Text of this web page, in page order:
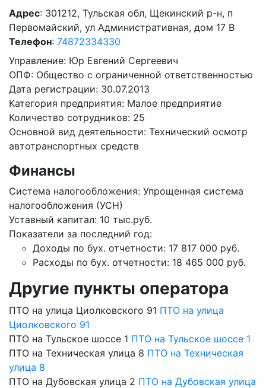
Адрес: 301212, Тульская обл, Щекинский р-н, п
Первомайский, ул Административная, дом 17 В
Телефон: 74872334330
Управление: Юр Евгений Сергеевич
ОПФ: Общество с ограниченной ответственностью
Дата регистрации: 30.07.2013
Категория предприятия: Малое предприятие
Количество сотрудников: 25
Основной вид деятельности: Технический осмотр
автотранспортных средств
Финансы
Система налогообложения: Упрощенная система
налогообложения (УСН)
Уставный капитал: 10 тыс.руб.
Показатели за последний год:
Доходы по бух. отчетности: 17 817 000 руб.
Расходы по бух. отчетности: 18 465 000 руб.
Другие пункты оператора
ПТО на улица Циолковского 91 ПТО на улица
Циолковского 91
ПТО на Тульское шоссе 1 ПТО на Тульское шоссе 1
ПТО на Техническая улица 8 ПТО на Техническая
улица 8
ПТО на Дубовская улица 2 ПТО на Дубовская улица